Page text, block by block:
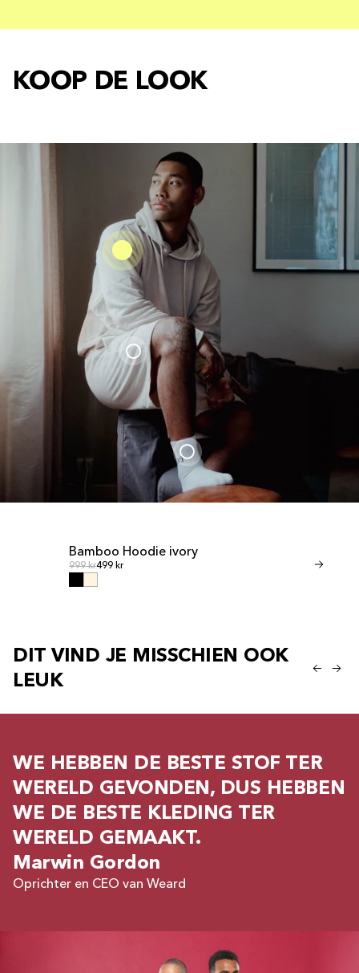
KOOP DE LOOK
Bamboo Hoodie ivory
Normale prijs
999 krNormale prijs
499 kr Normale prijs
599 kr299 kr
DIT VIND JE MISSCHIEN OOK
LEUK
WE HEBBEN DE BESTE STOF TER
WERELD GEVONDEN, DUS HEBBEN
WE DE BESTE KLEDING TER
WERELD GEMAAKT.
Marwin Gordon
Oprichter en CEO van Weard